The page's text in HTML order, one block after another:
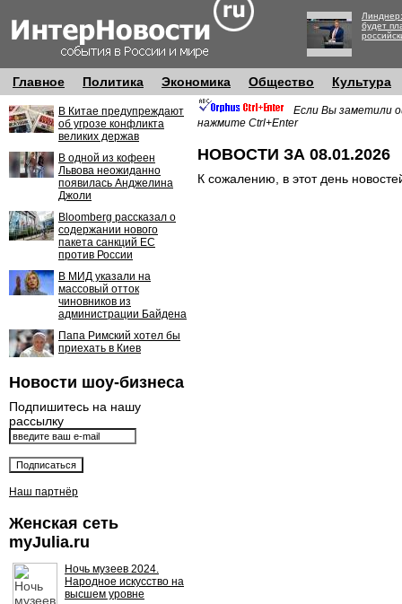
будет
Главное Политика Экономика Общество Культура
В Китае предупреждают
об угрозе конфликта
великих держав
В одной из кофеен
Львова неожиданно
появилась Анджелина
Джоли
Bloomberg рассказал о
содержании нового
пакета санкций ЕС
против России
В МИД указали на
массовый отток
чиновников из
администрации Байдена
Папа Римский хотел бы
приехать в Киев
Новости шоу-бизнеса
Подпишитесь на нашу
рассылку
Наш партнёр
Женская сеть
myJulia.ru
Ночь музеев 2024.
Народное искусство на
высшем уровне
Если Вы заметили
нажмите Ctrl+Enter
НОВОСТИ ЗА 08.01.2026
К сожалению, в этот день